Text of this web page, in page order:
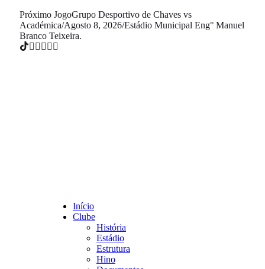
Próximo JogoGrupo Desportivo de Chaves vs
Académica/Agosto 8, 2026/Estádio Municipal Eng° Manuel
Branco Teixeira.
Início
Clube
História
Estádio
Estrutura
Hino